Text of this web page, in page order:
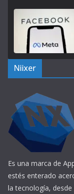
Niixer
Es una marca de
estés enterado
la tecnología,